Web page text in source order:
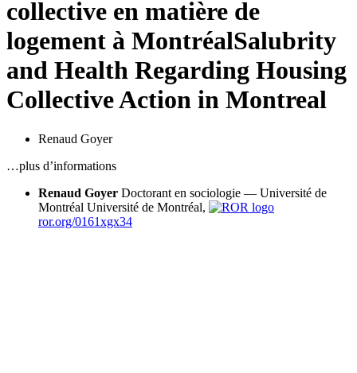
collective en matière de
logement à MontréalSalubrity
and Health Regarding Housing
Collective Action in Montreal
Renaud Goyer
…plus d’informations
Renaud Goyer Doctorant en sociologie — Université de
Montréal Université de Montréal,
ror.org/0161xgx34